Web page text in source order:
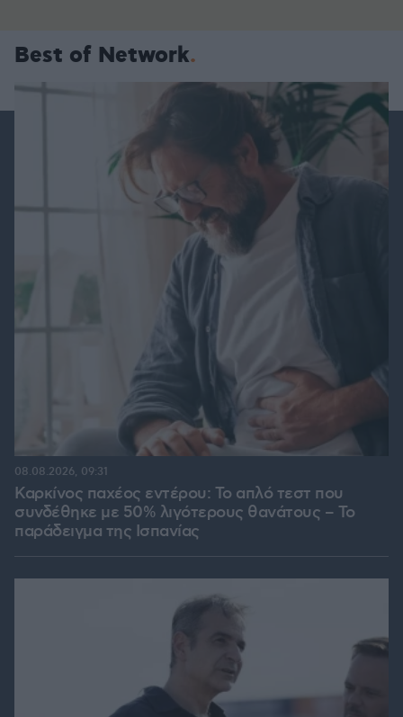
Best of Network
Καρκίνος παχέος εντέρου: Το απλό τεστ που
συνδέθηκε με 50% λιγότερους θανάτους – Το
παράδειγμα της Ισπανίας
08.08.2026, 09:31